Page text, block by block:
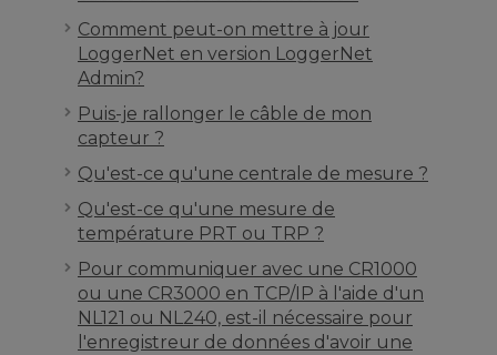
Comment peut-on mettre à jour
LoggerNet en version LoggerNet
Admin?
Puis-je rallonger le câble de mon
capteur ?
Qu'est-ce qu'une centrale de mesure ?
Qu'est-ce qu'une mesure de
température PRT ou TRP ?
Pour communiquer avec une CR1000
ou une CR3000 en TCP/IP à l'aide d'un
NL121 ou NL240, est-il nécessaire pour
l'enregistreur de données d'avoir une